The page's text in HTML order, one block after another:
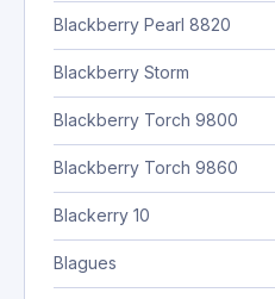
Blackberry Pearl 8820
Blackberry Storm
Blackberry Torch 9800
Blackberry Torch 9860
Blackerry 10
Blagues